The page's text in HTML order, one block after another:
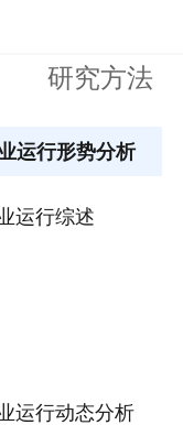
研究方法
运行形势分析
运行综述
运行动态分析